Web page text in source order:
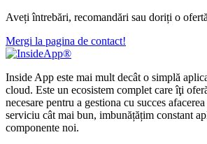
Aveți întrebări, recomandări sau doriți o
Mergi la pagina de contact!
Inside App este mai mult decât o simplă
cloud. Este un ecosistem complet care îţi
necesare pentru a gestiona cu succes
serviciu cât mai bun, imbunățățim constant
componente noi.